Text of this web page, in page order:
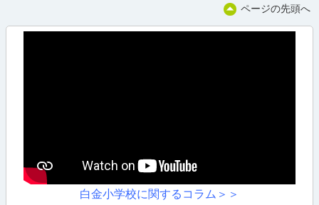
ページの先頭へ
白金小学校に関するコラム＞＞